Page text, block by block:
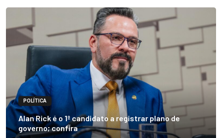
POLÍTICA
Alan Rick é o 1º candidato a registrar plano de
governo; confira